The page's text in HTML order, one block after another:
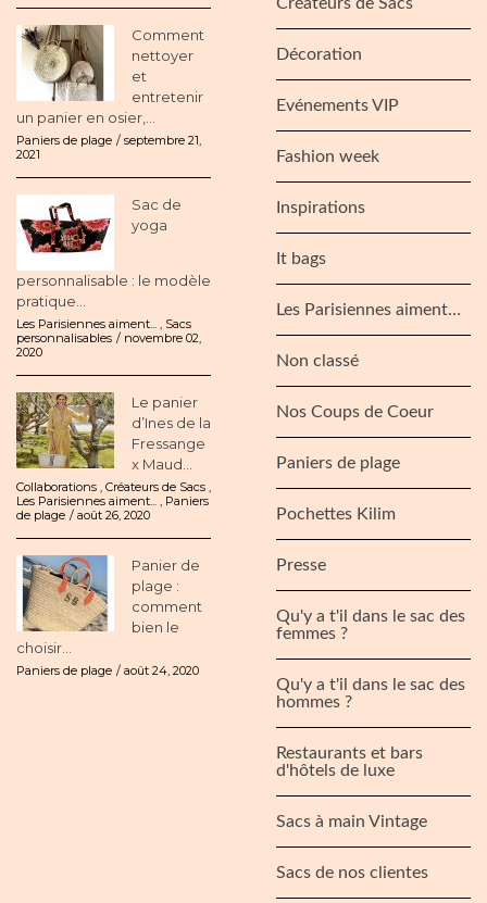
Comment
nettoyer
et
entretenir
un panier en osier,...
Paniers de plage
septembre 21,
2021
Sac de
yoga
personnalisable : le modèle
pratique...
Les Parisiennes aiment... , Sacs
personnalisables
novembre 02,
2020
Le panier
d’Ines de la
Fressange
x Maud...
Collaborations , Créateurs de Sacs ,
Les Parisiennes aiment... , Paniers
de plage
août 26, 2020
Panier de
plage :
comment
bien le
choisir...
Paniers de plage août 24, 2020
Décoration
Evénements VIP
Fashion week
Inspirations
It bags
Les Parisiennes aiment…
Non classé
Nos Coups de Coeur
Paniers de plage
Pochettes Kilim
Presse
Qu'y a t'il dans le sac des
femmes ?
Qu'y a t'il dans le sac des
hommes ?
Restaurants et bars
d'hôtels de luxe
Sacs à main Vintage
Sacs de nos clientes